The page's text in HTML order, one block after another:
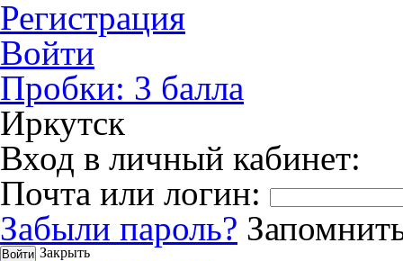
Регистрация
Войти
Пробки: 3 балла
Иркутск
Вход в личный кабинет:
Почта или логин:
Забыли пароль?
Закрыть